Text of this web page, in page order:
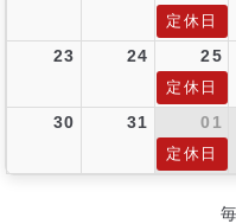
定休日
23 24 25
定休日
30 31 01
定休日